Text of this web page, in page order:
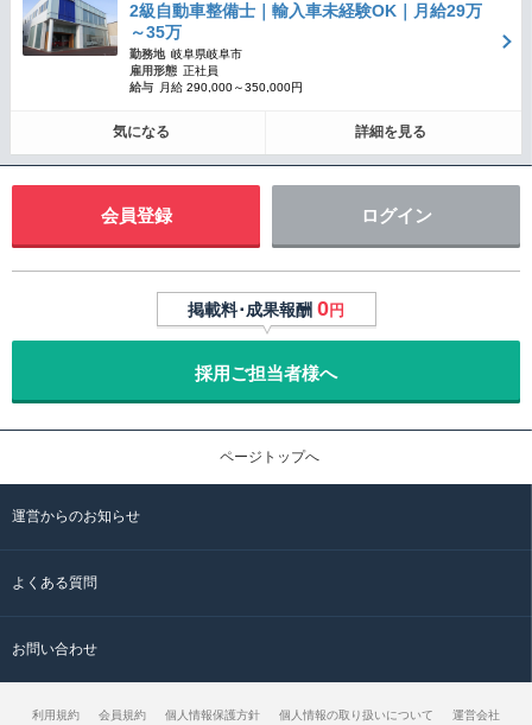
2級自動車整備士｜輸入車未経験OK｜月給29万
～35万
勤務地 岐阜県岐阜市
雇用形態 正社員
給与
月給 290,000～350,000円
気になる 詳細を見る
会員登録 ログイン
掲載料･成果報酬 0円
採用ご担当者様へ
ページトップへ
運営からのお知らせ
よくある質問
お問い合わせ
利用規約 会員規約 個人情報保護方針 個人情報の取り扱いについて 運営会社